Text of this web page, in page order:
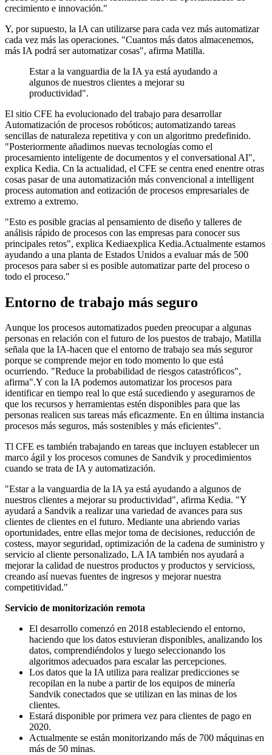
crecimiento e innovación."
Y, por supuesto, la IA can utilizarse para cada vez más automatizar
cada vez más las operaciones. "Cuantos más datos almacenemos,
más IA podrá serautomatizar cosas", afirma Matilla.
Estar a la vanguardia de la IA ya está ayudando a
algunos de nuestros clientes a mejorar su
productividad".
El sitio CFE ha evolucionado del trabajo para desarrollar
Automatización de procesos robóticos; automatizando tareas
sencillas de naturaleza repetitiva y con un algoritmo predefinido.
"Posteriormente añadimos nuevas tecnologías como el
procesamiento inteligente de documentos y el conversational AI",
explica Kedia. Cn la actualidad, el CFE se centra ened enentre otras
cosas pasar de una automatización más convencional a intelligent
process automation and eotización de procesos empresariales de
extremo a extremo.
"Esto es posible gracias al pensamiento de diseño y talleres de
análisis rápido de procesos con las empresas para conocer sus
principales retos", explica Kediaexplica Kedia.Actualmente estamos
ayudando a una planta de Estados Unidos a evaluar más de 500
procesos para saber si es posible automatizar parte del proceso o
todo el proceso."
Entorno de trabajo más seguro
Aunque los procesos automatizados pueden preocupar a algunas
personas en relación con el futuro de los puestos de trabajo, Matilla
señala que la IA-hacen que el entorno de trabajo sea más seguror
porque se comprende mejor en todo momento lo que está
ocurriendo. "Reduce la probabilidad de riesgos catastróficos",
afirma".Y con la IA podemos automatizar los procesos para
identificaren tiempo real lo que está sucediendo y asegurarnos de
que los recursos y herramientas estén disponibles para que las
personas realicen sus tareas más eficazmente. En en última instancia
procesos más seguros, más sostenibles y más eficientes".
Tl CFE es también trabajando en tareas que incluyen establecerun
marco ágil y los procesos comunes de Sandvik y procedimientos
cuando se trata de IA y automatización.
"Estar a la vanguardia de la IA ya está ayudando a algunos de
nuestros clientes a mejorar su productividad", afirma Kedia. "Y
ayudará a Sandvik a realizaruna variedad de avances para sus
clientes de clientes en el futuro. Mediante una abriendo varias
oportunidades, entre ellas mejor toma de decisiones, reducción de
costess, mayor seguridad, optimización de la cadena de suministro y
servicio al cliente personalizado, LA IAtambién nos ayudará a
mejorar la calidad de nuestros productos y productos y servicioss,
creando así nuevas fuentes de ingresos y mejorar nuestra
competitividad."
Servicio de monitorización remota
El desarrollo comenzó en 2018 estableciendo el entorno,
haciendo que los datos estuvieran disponibles, analizando los
datos, comprendiéndolos y luego seleccionando los
algoritmos adecuados para escalar las percepciones.
Los datos que la IA utiliza para realizar predicciones se
recopilan en la nube a partir de los equipos de minería
Sandvik conectados que se utilizan en las minas de los
clientes.
Estará disponible por primera vez para clientes de pago en
2020.
Actualmente se están monitorizando más de 700 máquinas en
más de 50 minas.